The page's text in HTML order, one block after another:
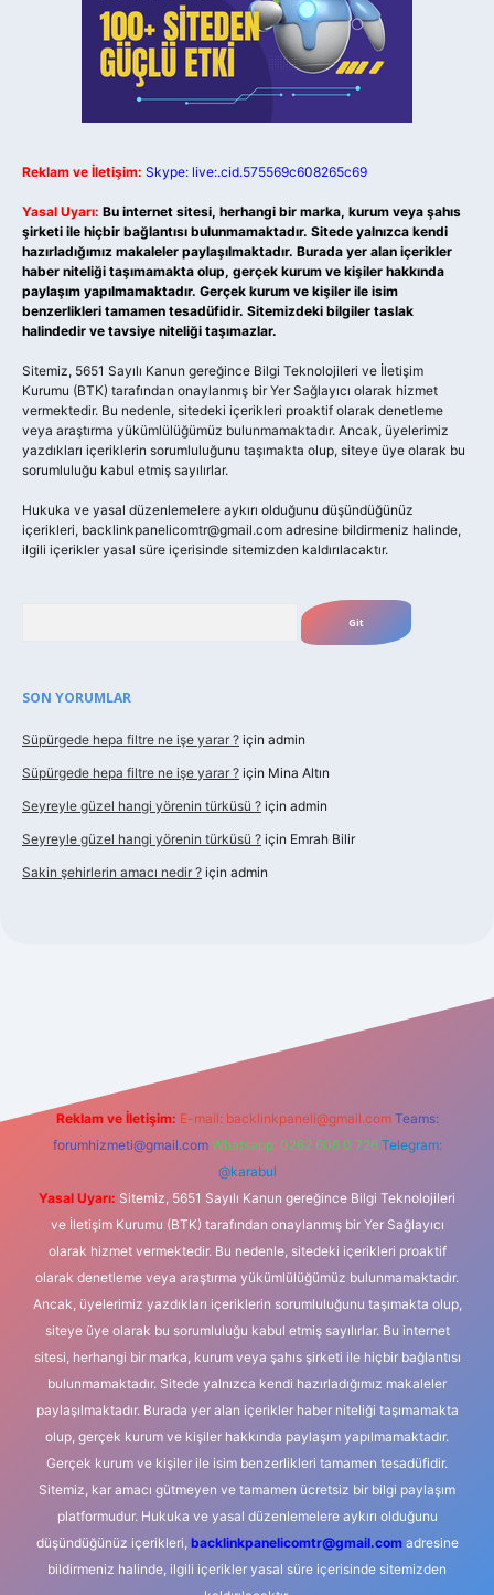
Reklam ve İletişim: Skype: live:.cid.575569c608265c69
Yasal Uyarı: Bu internet sitesi, herhangi bir marka, kurum veya şahıs
şirketi ile hiçbir bağlantısı bulunmamaktadır. Sitede yalnızca kendi
hazırladığımız makaleler paylaşılmaktadır. Burada yer alan içerikler
haber niteliği taşımamakta olup, gerçek kurum ve kişiler hakkında
paylaşım yapılmamaktadır. Gerçek kurum ve kişiler ile isim
benzerlikleri tamamen tesadüfidir. Sitemizdeki bilgiler taslak
halindedir ve tavsiye niteliği taşımazlar.
Sitemiz, 5651 Sayılı Kanun gereğince Bilgi Teknolojileri ve İletişim
Kurumu (BTK) tarafından onaylanmış bir Yer Sağlayıcı olarak hizmet
vermektedir. Bu nedenle, sitedeki içerikleri proaktif olarak denetleme
veya araştırma yükümlülüğümüz bulunmamaktadır. Ancak, üyelerimiz
yazdıkları içeriklerin sorumluluğunu taşımakta olup, siteye üye olarak bu
sorumluluğu kabul etmiş sayılırlar.
Hukuka ve yasal düzenlemelere aykırı olduğunu düşündüğünüz
içerikleri, backlinkpanelicomtr@gmail.com adresine bildirmeniz halinde,
ilgili içerikler yasal süre içerisinde sitemizden kaldırılacaktır.
SON YORUMLAR
Süpürgede hepa filtre ne işe yarar ? için admin
Süpürgede hepa filtre ne işe yarar ? için Mina Altın
Seyreyle güzel hangi yörenin türküsü ? için admin
Seyreyle güzel hangi yörenin türküsü ? için Emrah Bilir
Sakin şehirlerin amacı nedir ? için admin
Reklam ve İletişim: E-mail: backlinkpaneli@gmail.com Teams:
forumhizmeti@gmail.com Whatsapp: 0262 606 0 726 Telegram:
@karabul
Yasal Uyarı: Sitemiz, 5651 Sayılı Kanun gereğince Bilgi Teknolojileri
ve İletişim Kurumu (BTK) tarafından onaylanmış bir Yer Sağlayıcı
olarak hizmet vermektedir. Bu nedenle, sitedeki içerikleri proaktif
olarak denetleme veya araştırma yükümlülüğümüz bulunmamaktadır.
Ancak, üyelerimiz yazdıkları içeriklerin sorumluluğunu taşımakta olup,
siteye üye olarak bu sorumluluğu kabul etmiş sayılırlar. Bu internet
sitesi, herhangi bir marka, kurum veya şahıs şirketi ile hiçbir bağlantısı
bulunmamaktadır. Sitede yalnızca kendi hazırladığımız makaleler
paylaşılmaktadır. Burada yer alan içerikler haber niteliği taşımamakta
olup, gerçek kurum ve kişiler hakkında paylaşım yapılmamaktadır.
Gerçek kurum ve kişiler ile isim benzerlikleri tamamen tesadüfidir.
Sitemiz, kar amacı gütmeyen ve tamamen ücretsiz bir bilgi paylaşım
platformudur. Hukuka ve yasal düzenlemelere aykırı olduğunu
düşündüğünüz içerikleri, backlinkpanelicomtr@gmail.comadresine
bildirmeniz halinde, ilgili içerikler yasal süre içerisinde sitemizden